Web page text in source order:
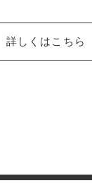
詳しくはこちら